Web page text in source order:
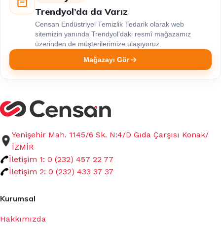
Trendyol’da da Varız
Censan Endüstriyel Temizlik Tedarik olarak web
sitemizin yanında Trendyol’daki resmî mağazamız
üzerinden de müşterilerimize ulaşıyoruz.
Mağazayı Gör
Yenişehir Mah. 1145/6 Sk. N:4/D Gıda Çarşısı Konak/
İZMİR
İletişim 1: 0 (232) 457 22 77
İletişim 2: 0 (232) 433 37 37
Kurumsal
Hakkımızda